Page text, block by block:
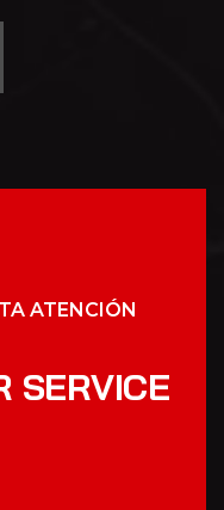
ATENCIÓN
SERVICE